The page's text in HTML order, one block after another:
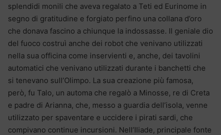
splendidi monili che aveva regalato a Teti ed Eurinome in
segno di gratitudine e forgiato perfino una collana d’oro
che donava fascino a chiunque la indossasse. Il geniale dio
del fuoco costruì anche dei robot che venivano utilizzati
nella sua officina come inservienti e, anche, dei tavolini
automatici che venivano utilizzati durante i banchetti che
si tenevano sull’Olimpo. La sua creazione più famosa,
però, fu Talo, un automa che regalò a Minosse, re di Creta
e padre di Arianna, che, messo a guardia dell’isola, venne
utilizzato per spaventare e uccidere i pirati sardi, che
compivano continue incursioni. Nell’Iliade, principale fonte